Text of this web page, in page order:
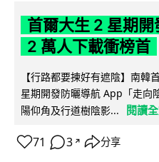
首爾大生 2 星期
2 萬人下載衝榜首
【行路都要揀好有遮陰】南韓
星期開發防曬導航 App「走向
陽仰角及行道樹陰影...
閱讀
71 3 ↗ 分享